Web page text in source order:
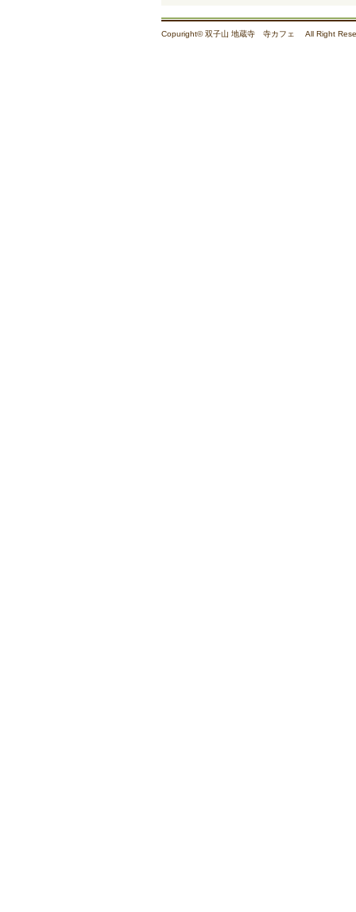
Copuright© 双子山 地蔵寺 寺カフェ All Right